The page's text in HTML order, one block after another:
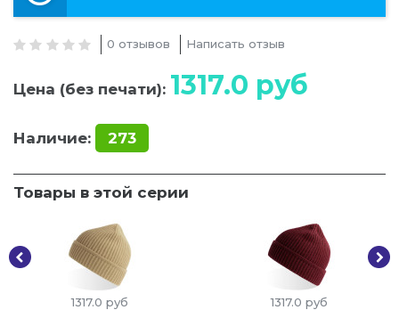
0 отзывов Написать отзыв
Цена (без печати): 1317.0 руб
Наличие: 273
Товары в этой серии
1317.0 руб 1317.0 руб